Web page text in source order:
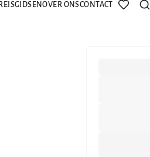
REISGIDSENOVER ONSCONTACT